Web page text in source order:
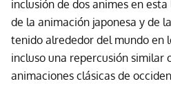
inclusión de dos animes en
de la animación japonesa y de
tenido alrededor del mundo en
incluso una repercusión similar
animaciones clásicas de